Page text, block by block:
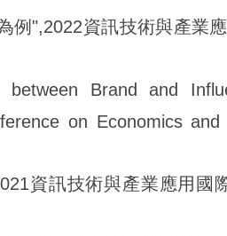
例",2022資訊技術與產業
between Brand and
on Economics and
資訊技術與產業應用國